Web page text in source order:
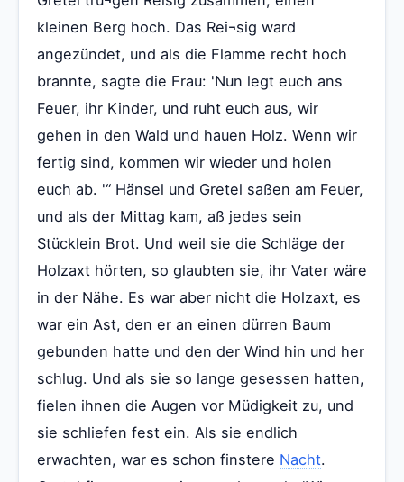
kleinen Berg hoch. Das Rei¬sig ward
angezündet, und als die Flamme recht hoch
brannte, sagte die Frau: 'Nun legt euch ans
Feuer, ihr Kinder, und ruht euch aus, wir
gehen in den Wald und hauen Holz. Wenn wir
fertig sind, kommen wir wieder und holen
euch ab. '“ Hänsel und Gretel saßen am Feuer,
und als der Mittag kam, aß jedes sein
Stücklein Brot. Und weil sie die Schläge der
Holzaxt hörten, so glaubten sie, ihr Vater wäre
in der Nähe. Es war aber nicht die Holzaxt, es
war ein Ast, den er an einen dürren Baum
gebunden hatte und den der Wind hin und her
schlug. Und als sie so lange gesessen hatten,
fielen ihnen die Augen vor Müdigkeit zu, und
sie schliefen fest ein. Als sie endlich
erwachten, war es schon finstere Nacht.